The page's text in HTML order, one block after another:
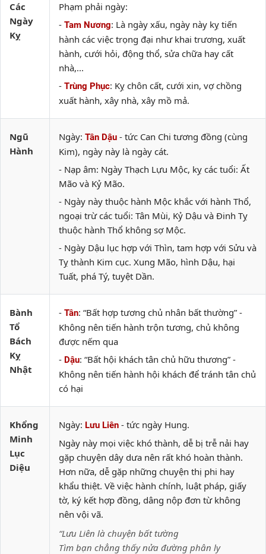
Các
Ngày
Kỵ
Phạm phải ngày:
- Tam Nương: Là ngày xấu, ngày này kỵ tiến
hành các việc trọng đại như khai trương, xuất
hành, cưới hỏi, động thổ, sửa chữa hay cất
nhà,...
- Trùng Phục: Kỵ chôn cất, cưới xin, vợ chồng
xuất hành, xây nhà, xây mồ mả.
Ngũ
Hành
Ngày: Tân Dậu - tức Can Chi tương đồng (cùng
Kim), ngày này là ngày cát.
- Nạp âm: Ngày Thạch Lựu Mộc, kỵ các tuổi: Ất
Mão và Kỷ Mão.
- Ngày này thuộc hành Mộc khắc với hành Thổ,
ngoại trừ các tuổi: Tân Mùi, Kỷ Dậu và Đinh Tỵ
thuộc hành Thổ không sợ Mộc.
- Ngày Dậu lục hợp với Thìn, tam hợp với Sửu và
Tỵ thành Kim cục. Xung Mão, hình Dậu, hại
Tuất, phá Tý, tuyệt Dần.
Bành
Tổ
Bách
Kỵ
Nhật
- Tân: “Bất hợp tương chủ nhân bất thường” -
Không nên tiến hành trộn tương, chủ không
được nếm qua
- Dậu: “Bất hội khách tân chủ hữu thương” -
Không nên tiến hành hội khách để tránh tân chủ
có hại
Khổng
Minh
Lục
Diệu
Ngày: Lưu Liên - tức ngày Hung.
Ngày này mọi việc khó thành, dễ bị trễ nải hay
gặp chuyện dây dưa nên rất khó hoàn thành.
Hơn nữa, dễ gặp những chuyện thị phi hay
khẩu thiệt. Về việc hành chính, luật pháp, giấy
tờ, ký kết hợp đồng, dâng nộp đơn từ không
nên vội vã.
“Lưu Liên là chuyện bất tường
Tìm bạn chẳng thấy nửa đường phân ly